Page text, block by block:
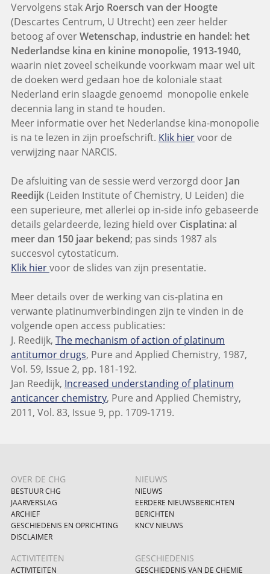
Vervolgens stakArjo Roersch van der Hoogte
(Descartes Centrum, U Utrecht) een zeer helder
betoog af overWetenschap, industrie en handel: het
Nederlandse kina en kinine monopolie, 1913-1940,
waarin niet zoveel scheikunde voorkwam maar wel uit
de doeken werd gedaan hoe de koloniale staat
Nederland erin slaagde genoemd monopolie enkele
decennia lang in stand te houden.
Meer informatie over het Nederlandse kina-monopolie
is na te lezen in zijn proefschrift. Klik hiervoor de
verwijzing naar NARCIS.
De afsluiting van de sessie werd verzorgd door Jan
Reedijk(Leiden Institute of Chemistry, U Leiden) die
een superieure, met allerlei op in-side info gebaseerde
details gelardeerde, lezing hield over Cisplatina: al
meer dan 150 jaar bekend; pas sinds 1987 als
succesvol cytostaticum.
Klik hiervoor de slides van zijn presentatie.
Meer details over de werking van cis-platina en
verwante platinumverbindingen zijn te vinden in de
volgende open access publicaties:
J. Reedijk, The mechanism of action of platinum
antitumor drugs, Pure and Applied Chemistry, 1987,
Vol. 59, Issue 2, pp. 181-192.
Jan Reedijk, Increased understanding of platinum
anticancer chemistry, Pure and Applied Chemistry,
2011, Vol. 83, Issue 9, pp. 1709-1719.
OVER DE CHG
BESTUUR CHG
JAARVERSLAG
ARCHIEF
GESCHIEDENIS EN OPRICHTING
DISCLAIMER
NIEUWS
NIEUWS
EERDERE NIEUWSBERICHTEN
BERICHTEN
KNCV NIEUWS
ACTIVITEITEN
ACTIVITEITEN
GESCHIEDENIS
GESCHIEDENIS VAN DE CHEMIE